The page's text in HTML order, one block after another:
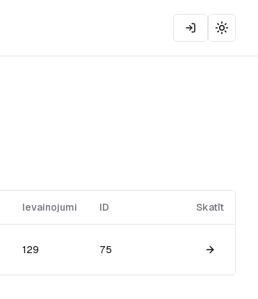
Toggle
Ievainojumi ID Skatīt
129 75
View